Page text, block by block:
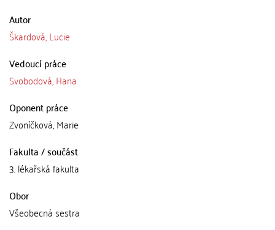
Autor
Škardová, Lucie
Vedoucí práce
Svobodová, Hana
Oponent práce
Zvoníčková, Marie
Fakulta / součást
3. lékařská fakulta
Obor
Všeobecná sestra